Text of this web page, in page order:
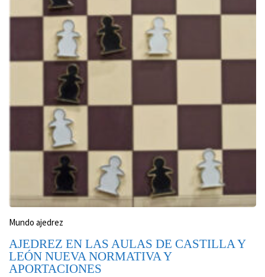
Mundo ajedrez
AJEDREZ EN LAS AULAS DE CASTILLA Y
LEÓN NUEVA NORMATIVA Y
APORTACIONES